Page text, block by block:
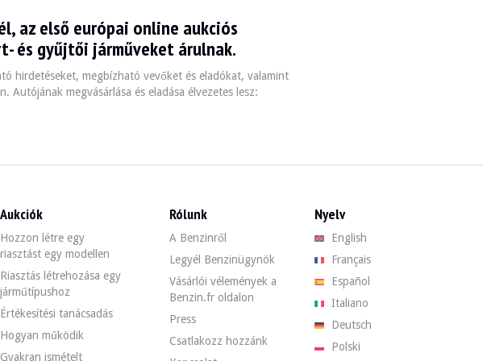
1986 et 1994, est une berline de luxe emblématique qui allie technologie avancée et
7 E32, il est essentiel de vérifier l'état général de la carrosserie et de la mécanique, car la
Serie 7 e32 hirdetésünket. Találja meg használt BMW Serie 7 e32 járművét a Benzin
— Eladva
az első európai online aukciós
és gyűjtői járműveket árulnak.
hirdetéseket, megbízható vevőket és eladókat, valamint
Autójának megvásárlása és eladása élvezetes lesz:
Aukciók
Hozzon létre egy
riasztást egy modellen
Riasztás létrehozása egy
járműtípushoz
Értékesítési tanácsadás
Hogyan működik
Gyakran ismételt
Rólunk
A Benzinről
Legyél Benzinügynök
Vásárlói vélemények a
Benzin.fr oldalon
Press
Csatlakozz hozzánk
Nyelv
English
Français
Español
Italiano
Deutsch
Polski